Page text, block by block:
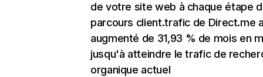
de votre site web à chaque étape
parcours client.trafic de Direct.me
augmenté de 31,93 % de mois en
jusqu'à atteindre le trafic de
organique actuel